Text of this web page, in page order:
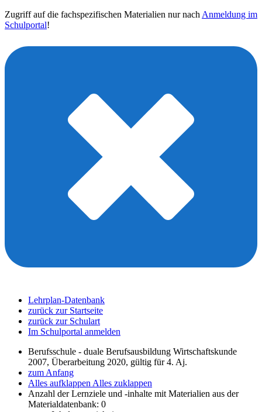
Zugriff auf die fachspezifischen Materialien nur nach Anmeldung im
Schulportal!
Lehrplan-Datenbank
zurück zur Startseite
zurück zur Schulart
Im Schulportal anmelden
Berufsschule - duale Berufsausbildung Wirtschaftskunde
2007, Überarbeitung 2020, gültig für 4. Aj.
zum Anfang
Alles aufklappen Alles zuklappen
Anzahl der Lernziele und -inhalte mit Materialien aus der
Materialdatenbank: 0